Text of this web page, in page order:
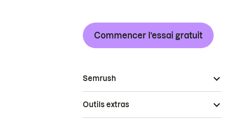
Commencer l’essai gratuit
Semrush
Outils extras